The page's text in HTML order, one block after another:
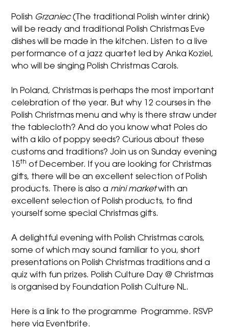
Polish Grzaniec(The traditional Polish winter drink)
will be ready and traditional Polish Christmas Eve
dishes will be made in the kitchen. Listen to a live
performance of a jazz quartet led by Anka Koziel,
who will be singing Polish Christmas Carols.
In Poland, Christmas is perhaps the most important
celebration of the year. But why 12 courses in the
Polish Christmas menu and why is there straw under
the tablecloth? And do you know what Poles do
with a kilo of poppy seeds? Curious about these
customs and traditions? Join us on Sunday evening
15th of December. If you are looking for Christmas
gifts, there will be an excellent selection of Polish
products. There is also a mini marketwith an
excellent selection of Polish products, to find
yourself some special Christmas gifts.
A delightful evening with Polish Christmas carols,
some of which may sound familiar to you, short
presentations on Polish Christmas traditions and a
quiz with fun prizes. Polish Culture Day @ Christmas
is organised by Foundation Polish Culture NL.
Here is a link to the programme Programme. RSVP
here via Eventbrite.